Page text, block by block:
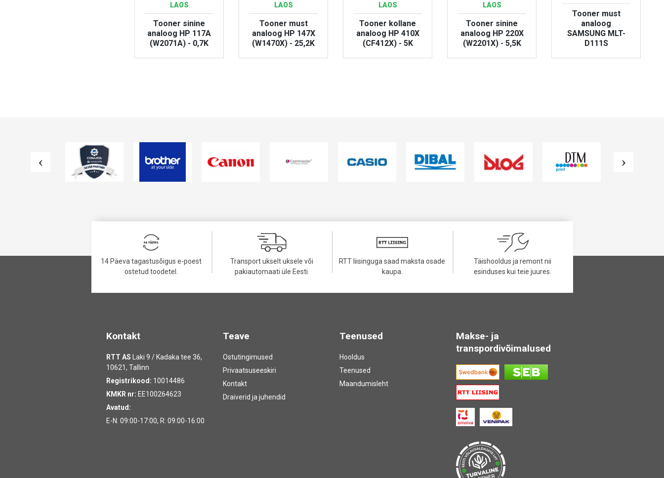
LAOS
Tooner sinine
analoog HP 117A
(W2071A) - 0,7K
LAOS
Tooner must
analoog HP 147X
(W1470X) - 25,2K
LAOS
Tooner kollane
analoog HP 410X
(CF412X) - 5K
LAOS
Tooner sinine
analoog HP 220X
(W2201X) - 5,5K
Tooner must
analoog
SAMSUNG MLT-
D111S
14 Päeva tagastusõigus e-poest
ostetud toodetel.
Transport ukselt uksele või
pakiautomaati üle Eesti.
RTT liisinguga saad maksta osade
kaupa.
Täishooldus ja remont nii
esinduses kui teie juures.
Kontakt
RTT AS Laki 9 / Kadaka tee 36,
10621, Tallinn
Registrikood: 10014486
KMKR nr: EE100264623
Avatud:
E-N: 09:00-17:00, R: 09:00-16:00
Teave
Ostutingimused
Privaatsuseeskiri
Kontakt
Draiverid ja juhendid
Teenused
Hooldus
Teenused
Maandumisleht
Makse- ja
transpordivõimalused